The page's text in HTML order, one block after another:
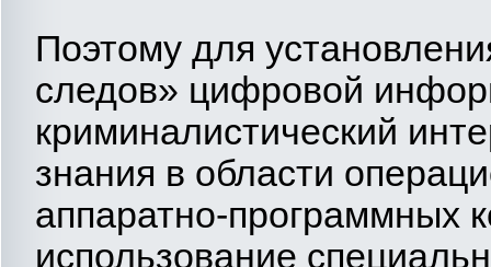
Поэтому для
следов» цифровой
криминалистический
знания в области
аппаратно-программных
использование